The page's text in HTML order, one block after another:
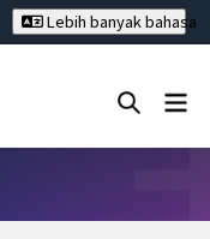
Lebih banyak bahasa